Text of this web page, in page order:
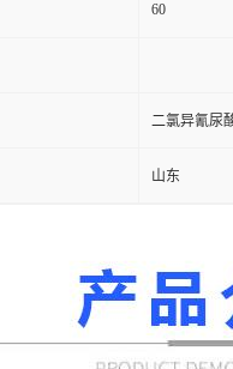
60
二氯异氰尿
山东